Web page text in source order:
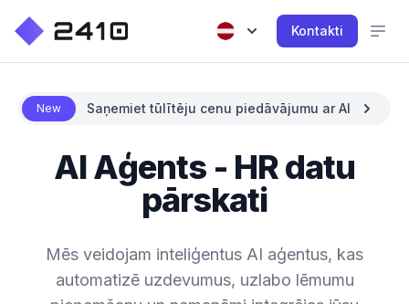
Kontakti
New Saņemiet tūlītēju cenu piedāvājumu ar AI
AI Aģents - HR datu
pārskati
Mēs veidojam inteliģentus AI aģentus, kas
automatizē uzdevumus, uzlabo lēmumu